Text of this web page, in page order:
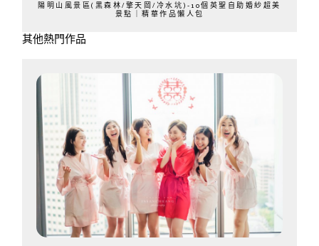
陽明山風景區(黑森林/擎天岡/冷水坑)-10個英聖自助婚紗超美
景點｜精華作品懶人包
其他熱門作品